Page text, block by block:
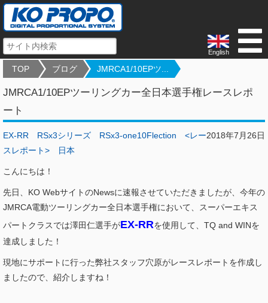
English
TOP ブログ JMRCA1/10EPツ...
JMRCA1/10EPツーリングカー全日本選手権レースレポ
ート
2018年7月26日
EX-RR RSx3シリーズ RSx3-one10Flection
<レー
スレポート>
日本
こんにちは！
先日、KO WebサイトのNewsに速報させていただきましたが、今年の
JMRCA電動ツーリングカー全日本選手権において、スーパーエキス
パートクラスでは澤田仁選手がEX-RRを使用して、TQ and WINを
達成しました！
現地にサポートに行った弊社スタッフ穴原がレースレポートを作成し
ましたので、紹介しますね！